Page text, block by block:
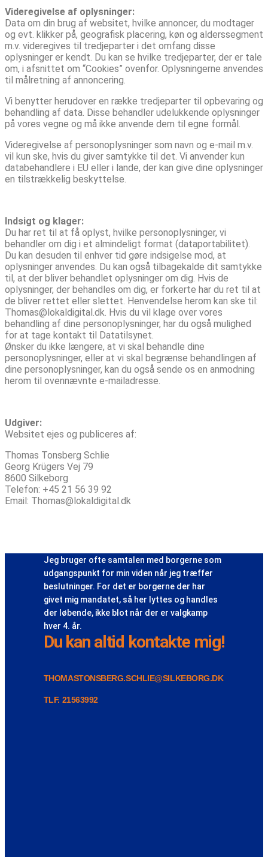
Videregivelse af oplysninger:
Data om din brug af websitet, hvilke annoncer, du modtager
og evt. klikker på, geografisk placering, køn og alderssegment
m.v. videregives til tredjeparter i det omfang disse
oplysninger er kendt. Du kan se hvilke tredjeparter, der er tale
om, i afsnittet om “Cookies” ovenfor. Oplysningerne anvendes
til målretning af annoncering.
Vi benytter herudover en række tredjeparter til opbevaring og
behandling af data. Disse behandler udelukkende oplysninger
på vores vegne og må ikke anvende dem til egne formål.
Videregivelse af personoplysninger som navn og e-mail m.v.
vil kun ske, hvis du giver samtykke til det. Vi anvender kun
databehandlere i EU eller i lande, der kan give dine oplysninger
en tilstrækkelig beskyttelse.
Indsigt og klager:
Du har ret til at få oplyst, hvilke personoplysninger, vi
behandler om dig i et almindeligt format (dataportabilitet).
Du kan desuden til enhver tid gøre indsigelse mod, at
oplysninger anvendes. Du kan også tilbagekalde dit samtykke
til, at der bliver behandlet oplysninger om dig. Hvis de
oplysninger, der behandles om dig, er forkerte har du ret til at
de bliver rettet eller slettet. Henvendelse herom kan ske til:
Thomas@lokaldigital.dk. Hvis du vil klage over vores
behandling af dine personoplysninger, har du også mulighed
for at tage kontakt til Datatilsynet.
Ønsker du ikke længere, at vi skal behandle dine
personoplysninger, eller at vi skal begrænse behandlingen af
dine personoplysninger, kan du også sende os en anmodning
herom til ovennævnte e-mailadresse.
Udgiver:
Websitet ejes og publiceres af:
Thomas Tonsberg Schlie
Georg Krügers Vej 79
8600 Silkeborg
Telefon: +45 21 56 39 92
Email: Thomas@lokaldigital.dk
Jeg bruger ofte samtalen med borgerne som
udgangspunkt for min viden når jeg træffer
beslutninger. For det er borgerne der har
givet mig mandatet, så her lyttes og handles
der løbende, ikke blot når der er valgkamp
hver 4. år.
Du kan altid kontakte mig!
THOMASTONSBERG.SCHLIE@SILKEBORG.DK
TLF. 21563992